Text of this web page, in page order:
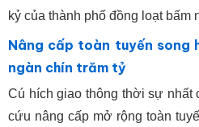
kỷ của thành phố đồng loạt bấm
Nâng cấp toàn tuyến song
ngàn chín trăm tỷ
Cú hích giao thông thời sự nhất
cứu nâng cấp mở rộng toàn